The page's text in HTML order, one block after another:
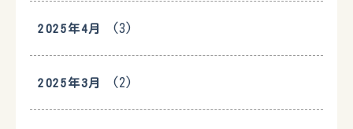
2025年4月 (3)
2025年3月 (2)